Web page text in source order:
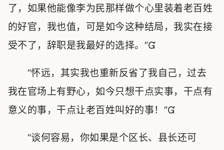
了，如果他能像李为民那样做个心里装着老百姓
的好官，我也值，可是如今这种结局，我实在接
受不了，辞职是我最好的选择。”
“怀远，其实我也重新反省了我自己，过去
我在官场上有野心，如今只想干点实事，干点有
意义的事，干点让老百姓叫好的事！”
“谈何容易，你如果是个区长、县长还可